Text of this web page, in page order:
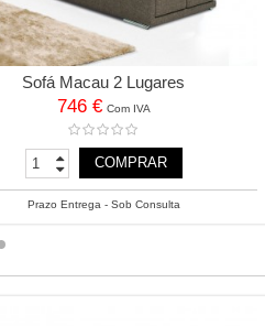
Sofá Macau 2 Lugares
746 € Com IVA
COMPRAR
Prazo Entrega - Sob Consulta